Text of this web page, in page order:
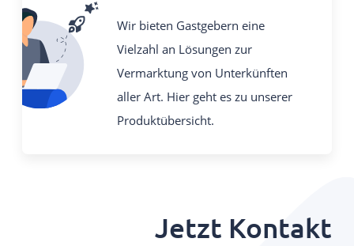
Wir bieten Gastgebern eine
Vielzahl an Lösungen zur
Vermarktung von Unterkünften
aller Art. Hier geht es zu unserer
Produktübersicht.
Jetzt Kontakt